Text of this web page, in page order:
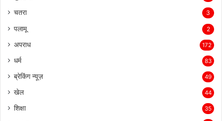
चतरा 3
पलामू 2
अपराध 172
धर्म 83
ब्रेकिंग न्यूज़ 49
खेल 44
शिक्षा 35